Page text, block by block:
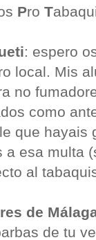
Pro T
: espero
local. Mis
no
como
que hayais
a esa multa
al
de
de tu